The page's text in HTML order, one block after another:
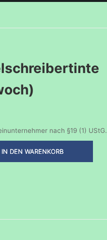
nach §19 (1) UStG.
IN DEN WARENKORB